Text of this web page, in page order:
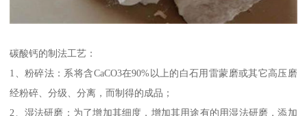
碳酸钙的制法工艺：
1、粉碎法：系将含CaCO3在90%以上的白石用雷蒙磨或其它高压磨
经粉碎、分级、分离，而制得的成品；
2、湿法研磨：为了增加其细度，增加其用途有的用湿法研磨，添加